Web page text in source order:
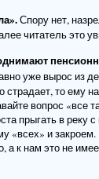
Спору нет,
читатель это
уже вырос из
то ему
вопрос «все
прыгать в
«всех» и закроем.
к нам это не